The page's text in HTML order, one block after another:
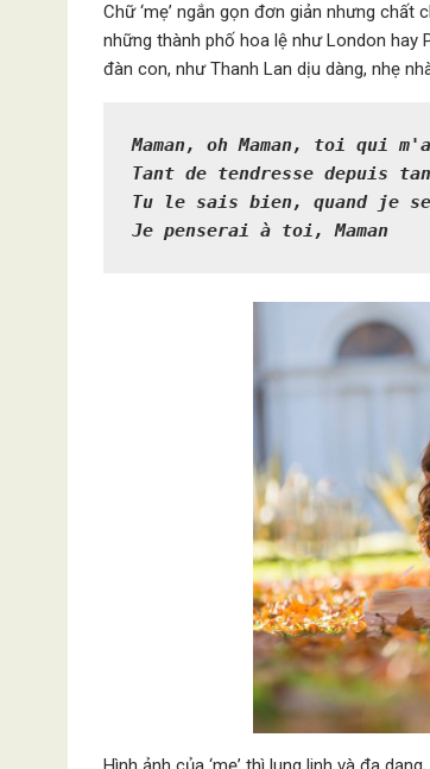
Chữ ‘mẹ’ ngắn gọn đơn giản nhưng
những thành phố hoa lệ như London
đàn con, như Thanh Lan dịu dàng, nhẹ
Maman, oh Maman, toi qui
Tant de tendresse depuis
Tu le sais bien, quand je
Je penserai à toi, Maman